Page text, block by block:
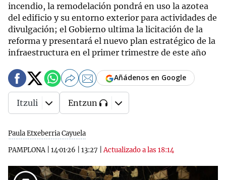
incendio, la remodelación pondrá en uso la azotea
del edificio y su entorno exterior para actividades de
divulgación; el Gobierno ultima la licitación de la
reforma y presentará el nuevo plan estratégico de la
infraestructura en el primer trimestre de este año
Paula Etxeberria Cayuela
PAMPLONA| 14·01·26 13:27 |Actualizado a las 18:14
Añádenos en Google
Itzuli Entzun